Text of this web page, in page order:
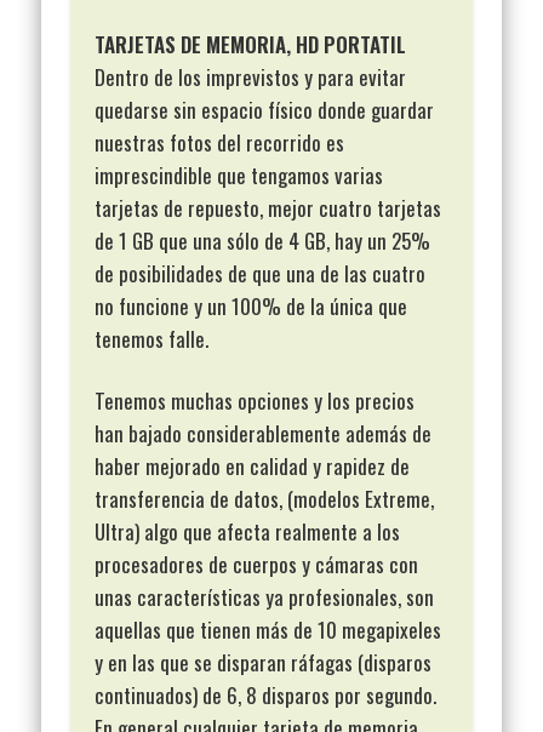
TARJETAS DE MEMORIA, HD PORTATIL
Dentro de los imprevistos y para evitar
quedarse sin espacio físico donde guardar
nuestras fotos del recorrido es
imprescindible que tengamos varias
tarjetas de repuesto, mejor cuatro tarjetas
de 1 GB que una sólo de 4 GB, hay un 25%
de posibilidades de que una de las cuatro
no funcione y un 100% de la única que
tenemos falle.
Tenemos muchas opciones y los precios
han bajado considerablemente además de
haber mejorado en calidad y rapidez de
transferencia de datos, (modelos Extreme,
Ultra) algo que afecta realmente a los
procesadores de cuerpos y cámaras con
unas características ya profesionales, son
aquellas que tienen más de 10 megapixeles
y en las que se disparan ráfagas (disparos
continuados) de 6, 8 disparos por segundo.